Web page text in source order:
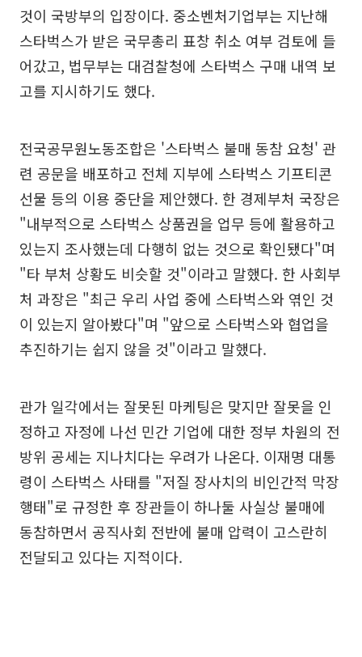
것이 국방부의 입장이다. 중소벤처기업부는 지난해
스타벅스가 받은 국무총리 표창 취소 여부 검토에 들
어갔고, 법무부는 대검찰청에 스타벅스 구매 내역 보
고를 지시하기도 했다.
전국공무원노동조합은 '스타벅스 불매 동참 요청' 관
련 공문을 배포하고 전체 지부에 스타벅스 기프티콘
선물 등의 이용 중단을 제안했다. 한 경제부처 국장은
"내부적으로 스타벅스 상품권을 업무 등에 활용하고
있는지 조사했는데 다행히 없는 것으로 확인됐다"며
"타 부처 상황도 비슷할 것"이라고 말했다. 한 사회부
처 과장은 "최근 우리 사업 중에 스타벅스와 엮인 것
이 있는지 알아봤다"며 "앞으로 스타벅스와 협업을
추진하기는 쉽지 않을 것"이라고 말했다.
관가 일각에서는 잘못된 마케팅은 맞지만 잘못을 인
정하고 자정에 나선 민간 기업에 대한 정부 차원의 전
방위 공세는 지나치다는 우려가 나온다. 이재명 대통
령이 스타벅스 사태를 "저질 장사치의 비인간적 막장
행태"로 규정한 후 장관들이 하나둘 사실상 불매에
동참하면서 공직사회 전반에 불매 압력이 고스란히
전달되고 있다는 지적이다.